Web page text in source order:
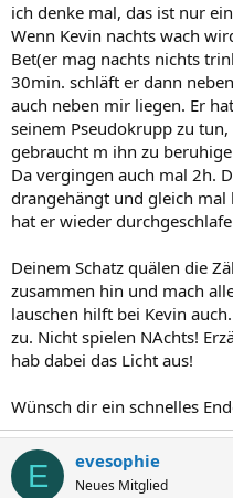
ich denke mal, das ist nur
Wenn Kevin nachts wach
Bet(er mag nachts nichts
30min. schläft er dann
auch neben mir liegen. Er
seinem Pseudokrupp zu
gebraucht m ihn zu
Da vergingen auch mal 2h.
drangehängt und gleich mal
hat er wieder
Deinem Schatz quälen die
zusammen hin und mach
lauschen hilft bei Kevin
zu. Nicht spielen NAchts!
hab dabei das Licht aus!
Wünsch dir ein schnelles
E evesophie
Neues Mitglied